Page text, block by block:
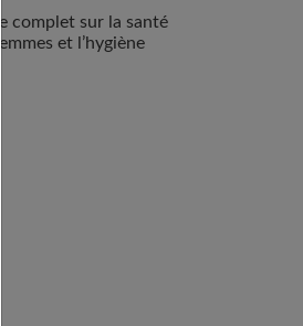
complet sur la santé
et l’hygiène